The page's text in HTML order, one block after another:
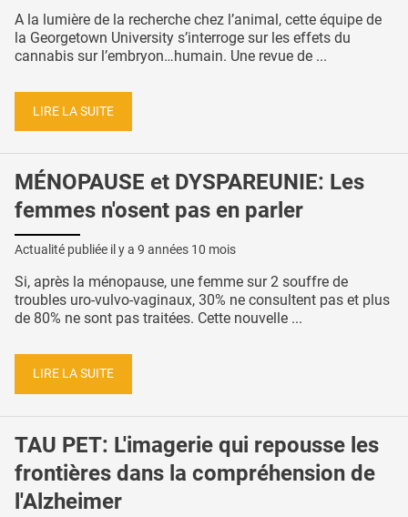
A la lumière de la recherche chez l’animal, cette équipe de
la Georgetown University s’interroge sur les effets du
cannabis sur l’embryon…humain. Une revue de ...
LIRE LA SUITE
MÉNOPAUSE et DYSPAREUNIE: Les
femmes n'osent pas en parler
Actualité publiée il y a 9 années 10 mois
Si, après la ménopause, une femme sur 2 souffre de
troubles uro-vulvo-vaginaux, 30% ne consultent pas et plus
de 80% ne sont pas traitées. Cette nouvelle ...
LIRE LA SUITE
TAU PET: L'imagerie qui repousse les
frontières dans la compréhension de
l'Alzheimer